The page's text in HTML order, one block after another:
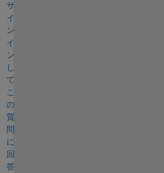
サ
イ
ン
イ
ン
し
て
こ
の
質
問
に
回
答